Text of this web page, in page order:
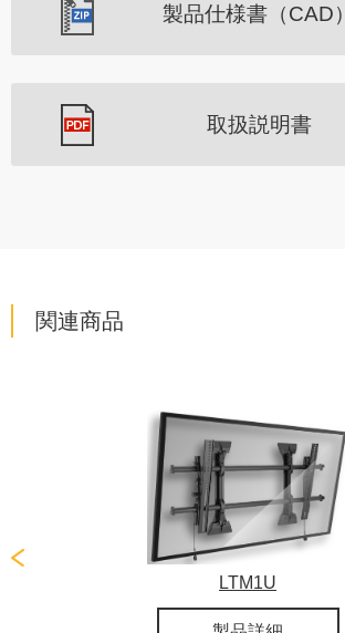
製品仕様書（CAD）
取扱説明書
関連商品
LTM1U